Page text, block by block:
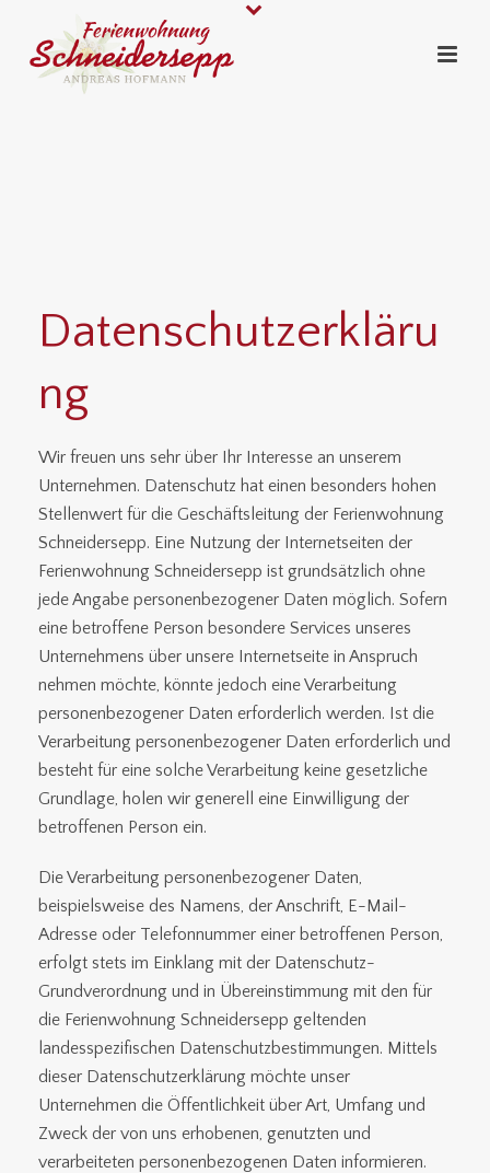
Datenschutzerkläru
ng
Wir freuen uns sehr über Ihr Interesse an unserem
Unternehmen. Datenschutz hat einen besonders hohen
Stellenwert für die Geschäftsleitung der Ferienwohnung
Schneidersepp. Eine Nutzung der Internetseiten der
Ferienwohnung Schneidersepp ist grundsätzlich ohne
jede Angabe personenbezogener Daten möglich. Sofern
eine betroffene Person besondere Services unseres
Unternehmens über unsere Internetseite in Anspruch
nehmen möchte, könnte jedoch eine Verarbeitung
personenbezogener Daten erforderlich werden. Ist die
Verarbeitung personenbezogener Daten erforderlich und
besteht für eine solche Verarbeitung keine gesetzliche
Grundlage, holen wir generell eine Einwilligung der
betroffenen Person ein.
Die Verarbeitung personenbezogener Daten,
beispielsweise des Namens, der Anschrift, E-Mail-
Adresse oder Telefonnummer einer betroffenen Person,
erfolgt stets im Einklang mit der Datenschutz-
Grundverordnung und in Übereinstimmung mit den für
die Ferienwohnung Schneidersepp geltenden
landesspezifischen Datenschutzbestimmungen. Mittels
dieser Datenschutzerklärung möchte unser
Unternehmen die Öffentlichkeit über Art, Umfang und
Zweck der von uns erhobenen, genutzten und
verarbeiteten personenbezogenen Daten informieren.